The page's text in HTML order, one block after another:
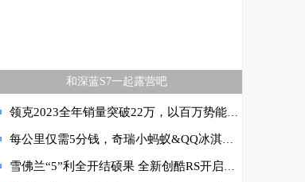
和深蓝S7一起露营吧
领克2023全年销量突破22万，以百万势能加速向新跃升
每公里仅需5分钱，奇瑞小蚂蚁&QQ冰淇淋就这么水灵灵硬控年轻人
雪佛兰“5”利全开结硕果 全新创酷RS开启高燃预售